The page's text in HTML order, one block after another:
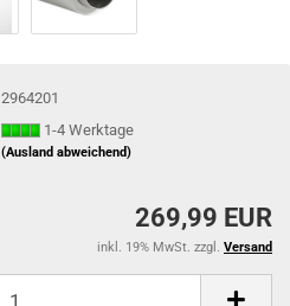
2964201
1-4 Werktage
(Ausland abweichend)
269,99 EUR
inkl. 19% MwSt. zzgl. Versand